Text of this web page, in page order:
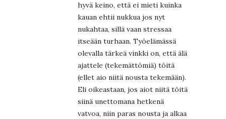
hyvä keino, että ei mieti kuinka
kauan ehtii nukkua jos nyt
nukahtaa, sillä vaan stressaa
itseään turhaan. Työelämässä
olevalla tärkeä vinkki on, että älä
ajattele (tekemättömiä) töitä
(ellet aio niitä nousta tekemään).
Eli oikeastaan, jos aiot niitä töitä
siinä unettomana hetkenä
vatvoa, niin paras nousta ja alkaa